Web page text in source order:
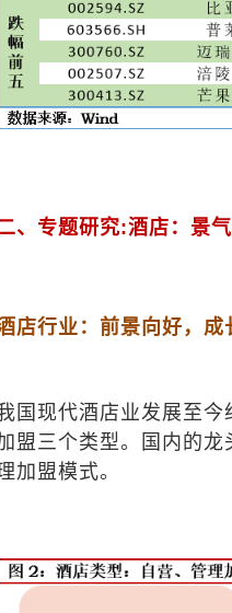
、专题研究:酒店：景
店行业：前景向好，
国现代酒店业发展至今
盟三个类型。国内的龙
加盟模式。